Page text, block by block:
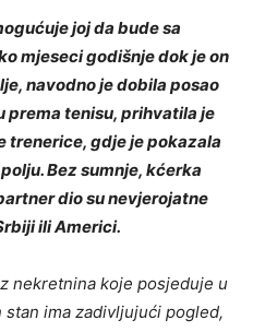
joj da bude sa
mjeseci godišnje dok je on
navodno je dobila posao
prema tenisu, prihvatila je
trenerice, gdje je pokazala
Bez sumnje, kćerka
dio su nevjerojatne
ili Americi.
nekretnina koje posjeduje u
stan ima zadivljujući pogled,